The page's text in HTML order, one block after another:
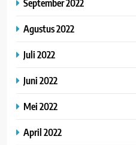
September 2022
Agustus 2022
Juli 2022
Juni 2022
Mei 2022
April 2022